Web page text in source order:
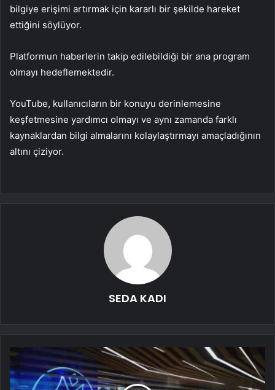
bilgiye erişimi artırmak için kararlı bir şekilde hareket
ettiğini söylüyor.
Platformun haberlerin takip edilebildiği bir ana program
olmayı hedeflemektedir.
YouTube, kullanıcıların bir konuyu derinlemesine
keşfetmesine yardımcı olmayı ve aynı zamanda farklı
kaynaklardan bilgi almalarını kolaylaştırmayı amaçladığının
altını çiziyor.
SEDA KADI